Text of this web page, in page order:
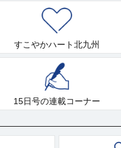
すこやかハート北九州
15日号の連載コーナー